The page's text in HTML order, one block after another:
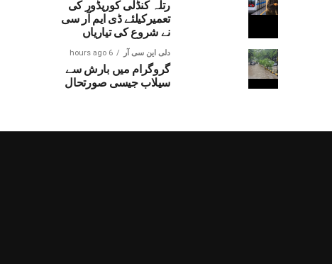
رتلہ کنڈلی کوریڈور کی
تعمیرکیلئے ڈی ایم آر سی
نے شروع کی تیاریاں
دلی این سی آر 6 hours ago
گروگرام میں بارش سے
سیلاب جیسی صورتحال